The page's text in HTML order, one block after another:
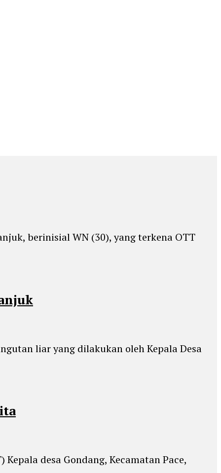
berinisial WN (30), yang terkena OTT
liar yang dilakukan oleh Kepala Desa
desa Gondang, Kecamatan Pace,